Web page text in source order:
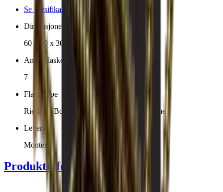
Se spesifikasjoner
Dimensjoner (BxHxD cm)
60 x 30 x 30 cm
Antall flasker (Bordeaux)
7
Flasketype
Riesling, Bordeaux, Bourgogne, Champagne
Levering
Montert
Produktinformasjon